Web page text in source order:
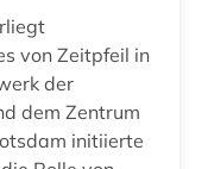
von Zeitpfeil in
der
dem Zentrum
initiierte